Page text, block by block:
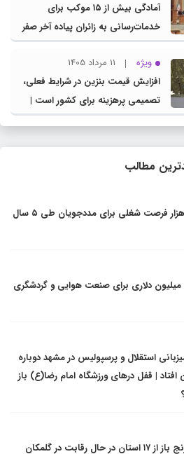
پرورش خراسان رضویآمادگی بیش از ۱۵ موکب برای
خدمات‌رسانی به زائران پیاده آخر صفر
در شهرستان چناران
ویژه
11 مرداد 1405
افزایش قیمت بنزین در شرایط فعلی،
تصمیمی پرهزینه برای کشور است |
دولت، قاچاق سوخت و عوامل اصلی
مطالب
ایجاد 2 هزار فرصت شغلی برای مددجویان طی ۵ سال
دلاری برای صنعت هوایی و گردشگری
استقلال و پرسپولیس در مشهد دوباره
افتاد | قفل در‌های ورزشگاه امام رضا(ع) باز